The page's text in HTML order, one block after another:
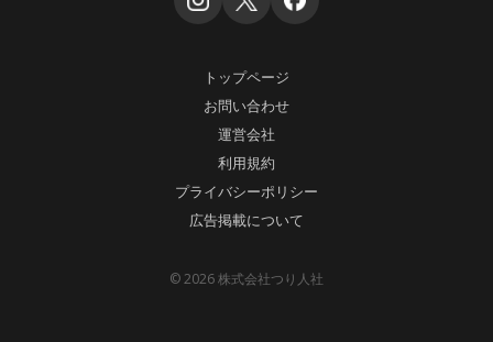
トップページ
お問い合わせ
運営会社
利用規約
プライバシーポリシー
広告掲載について
© 2026 株式会社つり人社